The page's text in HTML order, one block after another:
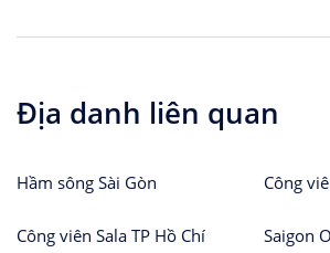
Địa danh liên quan
Hầm sông Sài Gòn Công
Công viên Sala TP Hồ Chí
Saigon